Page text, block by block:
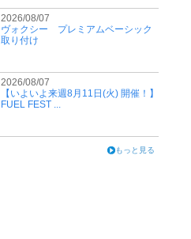
2026/08/07
ヴォクシー プレミアムベーシック
取り付け
2026/08/07
【いよいよ来週8月11日(火) 開催！】
FUEL FEST ...
もっと見る